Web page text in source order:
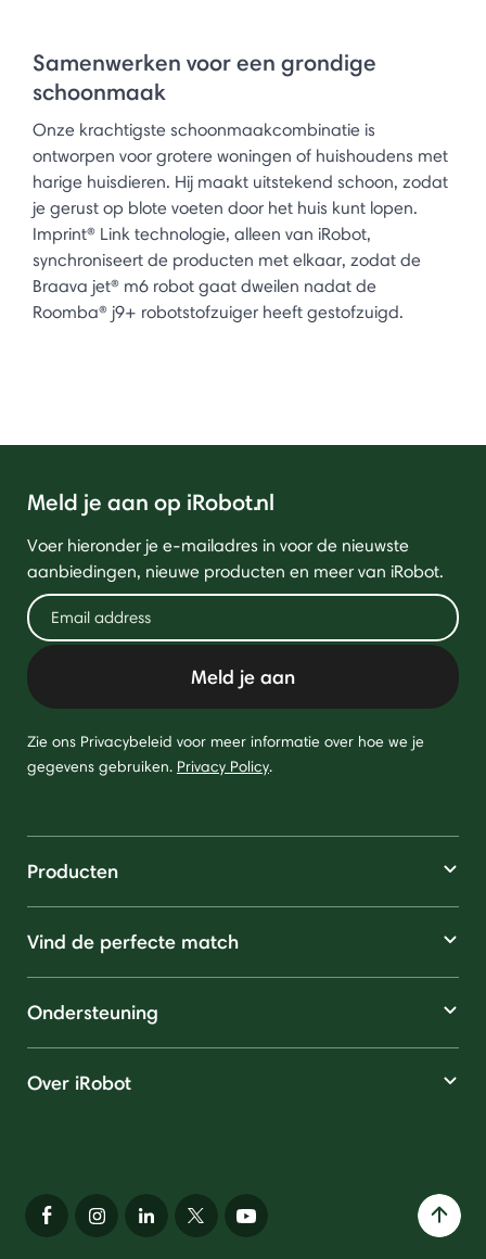
Samenwerken voor een grondige
schoonmaak
Onze krachtigste schoonmaakcombinatie is
ontworpen voor grotere woningen of huishoudens met
harige huisdieren. Hij maakt uitstekend schoon, zodat
je gerust op blote voeten door het huis kunt lopen.
Imprint® Link technologie, alleen van iRobot,
synchroniseert de producten met elkaar, zodat de
Braava jet® m6 robot gaat dweilen nadat de
Roomba® j9+ robotstofzuiger heeft gestofzuigd.
Meld je aan op iRobot.nl
Voer hieronder je e-mailadres in voor de nieuwste
aanbiedingen, nieuwe producten en meer van iRobot.
Meld je aan
Zie ons Privacybeleid voor meer informatie over hoe we je
gegevens gebruiken. Privacy Policy.
Producten
Vind de perfecte match
Ondersteuning
Over iRobot